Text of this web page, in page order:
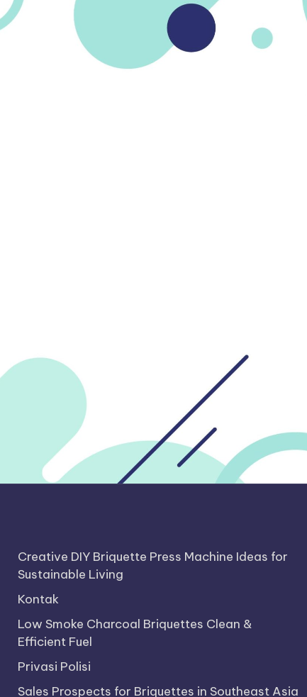
Creative DIY Briquette Press Machine Ideas for
Sustainable Living
Kontak
Low Smoke Charcoal Briquettes Clean &
Efficient Fuel
Privasi Polisi
Sales Prospects for Briquettes in Southeast Asia